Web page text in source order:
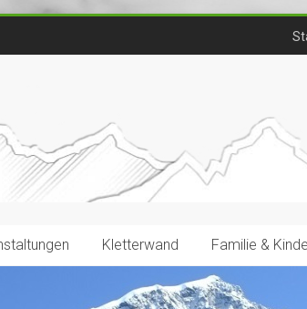
Kletterwand Familie &